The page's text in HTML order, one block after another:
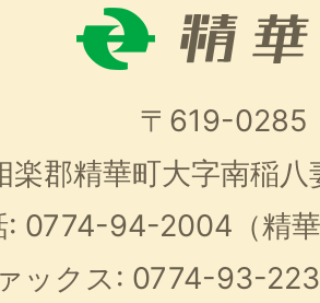
〒619-0285
楽郡精華町大字南稲
: 0774-94-2004（精
ックス: 0774-93-